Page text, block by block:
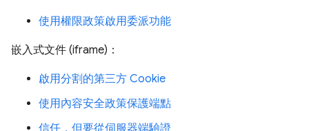
使用權限政策啟用委派功能
嵌入式文件 (iframe)：
啟用分割的第三方 Cookie
使用內容安全政策保護端點
信任，但要從伺服器端驗證